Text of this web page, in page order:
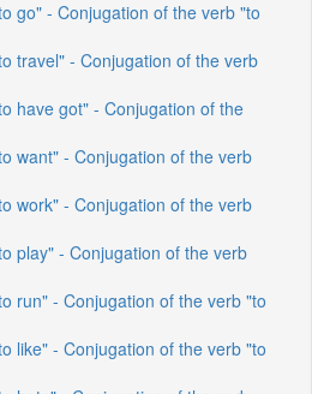
go" - Conjugation of the verb "to
travel" - Conjugation of the verb
have got" - Conjugation of the
want" - Conjugation of the verb
work" - Conjugation of the verb
play" - Conjugation of the verb
run" - Conjugation of the verb "to
like" - Conjugation of the verb "to